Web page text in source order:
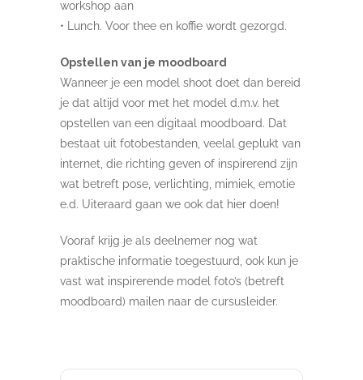
workshop aan
• Lunch. Voor thee en koffie wordt gezorgd.
Opstellen van je moodboard
Wanneer je een model shoot doet dan bereid
je dat altijd voor met het model d.m.v. het
opstellen van een digitaal moodboard. Dat
bestaat uit fotobestanden, veelal geplukt van
internet, die richting geven of inspirerend zijn
wat betreft pose, verlichting, mimiek, emotie
e.d. Uiteraard gaan we ook dat hier doen!
Vooraf krijg je als deelnemer nog wat
praktische informatie toegestuurd, ook kun je
vast wat inspirerende model foto’s (betreft
moodboard) mailen naar de cursusleider.